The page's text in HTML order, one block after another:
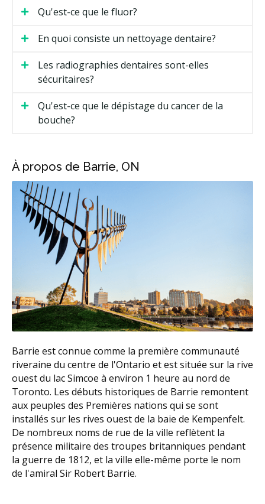
Qu'est-ce que le fluor?
En quoi consiste un nettoyage dentaire?
Les radiographies dentaires sont-elles
sécuritaires?
Qu'est-ce que le dépistage du cancer de la
bouche?
À propos de Barrie, ON
Barrie est connue comme la première communauté
riveraine du centre de l'Ontario et est située sur la rive
ouest du lac Simcoe à environ 1 heure au nord de
Toronto. Les débuts historiques de Barrie remontent
aux peuples des Premières nations qui se sont
installés sur les rives ouest de la baie de Kempenfelt.
De nombreux noms de rue de la ville reflètent la
présence militaire des troupes britanniques pendant
la guerre de 1812, et la ville elle-même porte le nom
de l'amiral Sir Robert Barrie.